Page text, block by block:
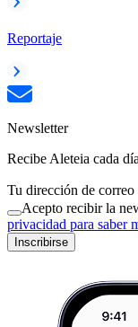
Reportaje
Newsletter
Recibe Aleteia cada
Tu dirección de
Acepto recibir la
privacidad para saber
Inscribirse